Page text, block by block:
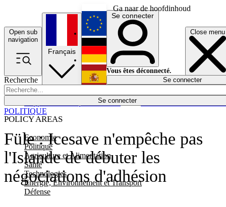
Ga naar de hoofdinhoud
Open sub
navigation
Close menu
Recherche
Se connecter
POLICY AREAS
Economie
Politique
Agriculture et Alimentation
Santé
Technologies
Energie, Environnement et Transport
Défense
Économie
Français
English
Deutsch
Español
Se connecter
Vous êtes déconnecté.
Se connecter
Füle : Icesave n'empêche pas
l'Islande de débuter les
négociations d'adhésion
POLITIQUE